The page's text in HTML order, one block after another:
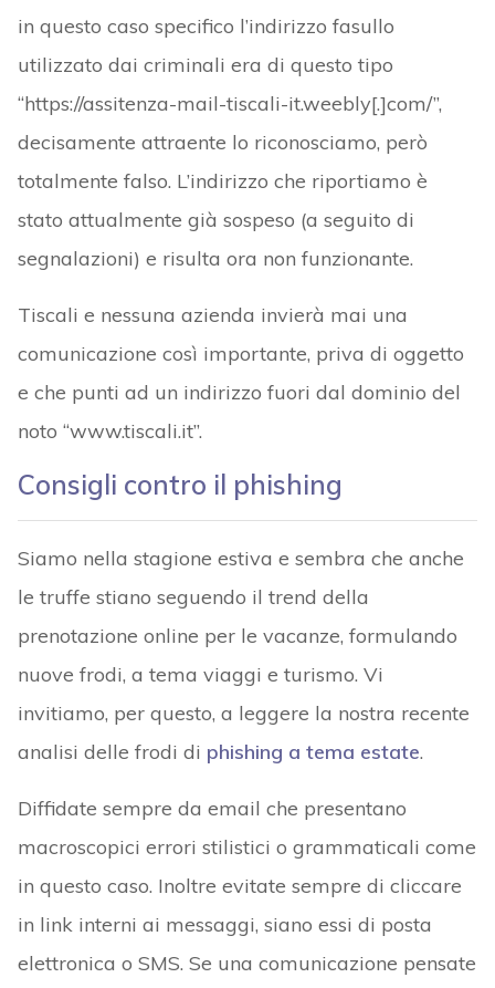
in questo caso specifico l’indirizzo fasullo
utilizzato dai criminali era di questo tipo
“https://assitenza-mail-tiscali-it.weebly[.]com/”,
decisamente attraente lo riconosciamo, però
totalmente falso. L’indirizzo che riportiamo è
stato attualmente già sospeso (a seguito di
segnalazioni) e risulta ora non funzionante.
Tiscali e nessuna azienda invierà mai una
comunicazione così importante, priva di oggetto
e che punti ad un indirizzo fuori dal dominio del
noto “www.tiscali.it”.
Consigli contro il phishing
Siamo nella stagione estiva e sembra che anche
le truffe stiano seguendo il trend della
prenotazione online per le vacanze, formulando
nuove frodi, a tema viaggi e turismo. Vi
invitiamo, per questo, a leggere la nostra recente
analisi delle frodi di phishing a tema estate.
Diffidate sempre da email che presentano
macroscopici errori stilistici o grammaticali come
in questo caso. Inoltre evitate sempre di cliccare
in link interni ai messaggi, siano essi di posta
elettronica o SMS. Se una comunicazione pensate